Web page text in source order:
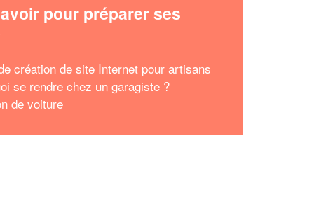
pour préparer ses
création de site Internet pour artisans
se rendre chez un garagiste ?
de voiture